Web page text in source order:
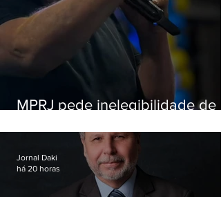
MPRJ pede inelegibilidade de
Jornal Daki
há 20 horas